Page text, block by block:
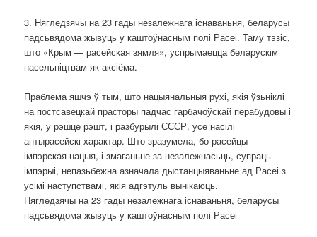
3. Нягледзячы на 23 гады незалежнага існаваньня, беларусы
падсьвядома жывуць у каштоўнасным полі Расеі. Таму тэзіс,
што «Крым — расейская зямля», успрымаецца беларускім
насельніцтвам як аксіёма.
Праблема яшчэ ў тым, што нацыянальныя рухі, якія ўзьніклі
на постсавецкай прасторы падчас гарбачоўскай перабудовы і
якія, у рэшце рэшт, і разбурылі СССР, усе насілі
антырасейскі характар. Што зразумела, бо расейцы —
імпэрская нацыя, і змаганьне за незалежнасьць, супраць
імпэрыі, непазьбежна азначала дыстанцыяваньне ад Расеі з
усімі наступствамі, якія адгэтуль вынікаюць.
Нягледзячы на 23 гады незалежнага існаваньня, беларусы
падсьвядома жывуць у каштоўнасным полі Расеі